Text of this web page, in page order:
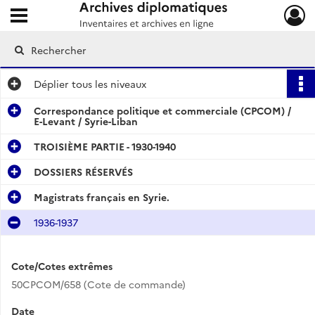
Archives diplomatiques
Ouvrir le menu déroulant
Déplier tous les niveaux
Correspondance politique et commerciale (CPCOM) /
E-Levant / Syrie-Liban
TROISIÈME PARTIE - 1930-1940
DOSSIERS RÉSERVÉS
Magistrats français en Syrie.
1936-1937
Cote/Cotes extrêmes
50CPCOM/658 (Cote de commande)
Date